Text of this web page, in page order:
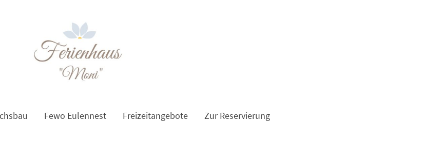
Fewo Eulennest Freizeitangebote Zur Reservierung